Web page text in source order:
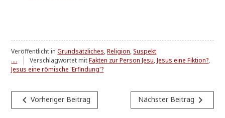
Veröffentlicht inGrundsätzliches,Religion,Suspekt
....
Verschlagwortet mitFakten zur Person Jesu,Jesus eine Fiktion?,
Jesus eine römische 'Erfindung'?
Beitragsnavigation
navigate_beforeVorheriger Beitrag Nächster Beitrag navigate_next